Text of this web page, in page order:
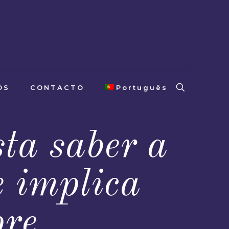
CONTACTO Português
saber a
implica